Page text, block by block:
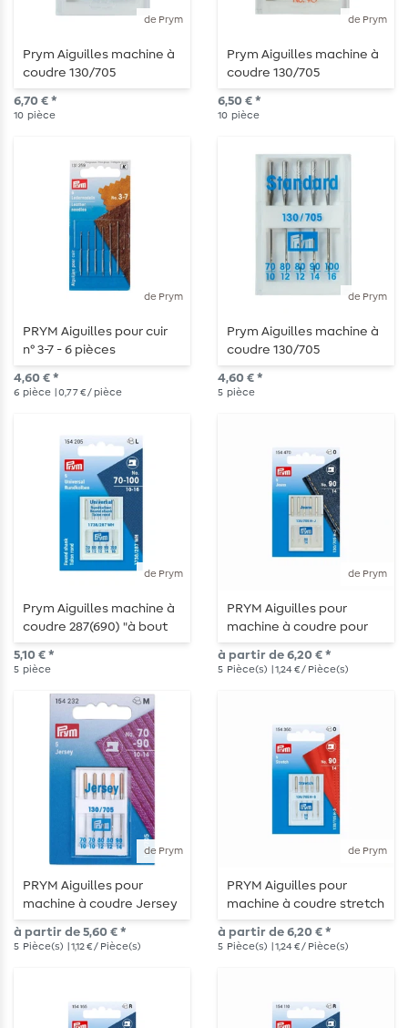
de Prym
Prym Aiguilles machine à
coudre 130/705
"Standard" - 70-100 - 10
pièces
6,70 € *
10 pièce
de Prym
Prym Aiguilles machine à
coudre 130/705
"Standard" - 90 - 10
pièces
6,50 € *
10 pièce
de Prym
PRYM Aiguilles pour cuir
n° 3-7 - 6 pièces
4,60 € *
6 pièce | 0,77 € / pièce
de Prym
Prym Aiguilles machine à
coudre 130/705
"standard" - 70-100 - 5
pièces
4,60 € *
5 pièce
de Prym
Prym Aiguilles machine à
coudre 287(690) "à bout
rond" - 70-100 - 5 pièces
5,10 € *
5 pièce
de Prym
PRYM Aiguilles pour
machine à coudre pour
jeans
à partir de 6,20 € *
5 Pièce(s) | 1,24 € / Pièce(s)
de Prym
PRYM Aiguilles pour
machine à coudre Jersey
à partir de 5,60 € *
5 Pièce(s) | 1,12 € / Pièce(s)
de Prym
PRYM Aiguilles pour
machine à coudre stretch
à partir de 6,20 € *
5 Pièce(s) | 1,24 € / Pièce(s)